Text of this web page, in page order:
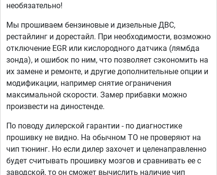
необязательно!
Мы прошиваем бензиновые и дизельные ДВС,
рестайлинг и дорестайл. При необходимости, возможно
отключение EGR или кислородного датчика (лямбда
зонда), и ошибок по ним, что позволяет сэкономить на
их замене и ремонте, и другие дополнительные опции и
модификации, например снятие ограничения
максимальной скорости. Замер прибавки можно
произвести на диностенде.
По поводу дилерской гарантии - по диагностике
прошивку не видно. На обычном ТО не проверяют на
чип тюнинг. Но если дилер захочет и целенаправленно
будет считывать прошивку мозгов и сравнивать ее с
заводской, то он сможет вычислить наличие чип